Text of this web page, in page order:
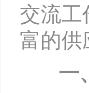
交流工
富的供
一